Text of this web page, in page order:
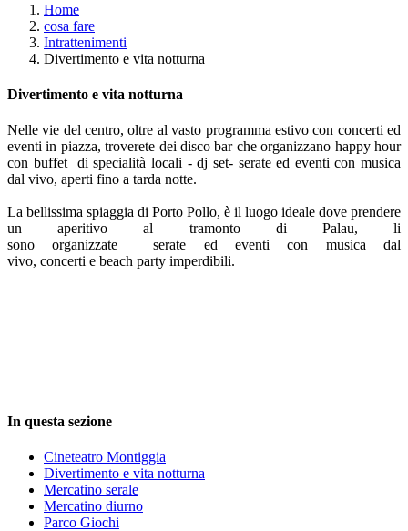
Home
cosa fare
Intrattenimenti
Divertimento e vita notturna
Divertimento e vita notturna
Nelle vie del centro, oltre al vasto programma estivo con concerti ed
eventi in piazza, troverete dei disco bar che organizzano happy hour
con buffet di specialità locali - dj set- serate ed eventi con musica
dal vivo, aperti fino a tarda notte.
La bellissima spiaggia di Porto Pollo, è il luogo ideale dove prendere
un aperitivo al tramonto di Palau, li
sono organizzate serate ed eventi con musica dal
vivo, concerti e beach party imperdibili.
In questa sezione
Cineteatro Montiggia
Divertimento e vita notturna
Mercatino serale
Mercatino diurno
Parco Giochi